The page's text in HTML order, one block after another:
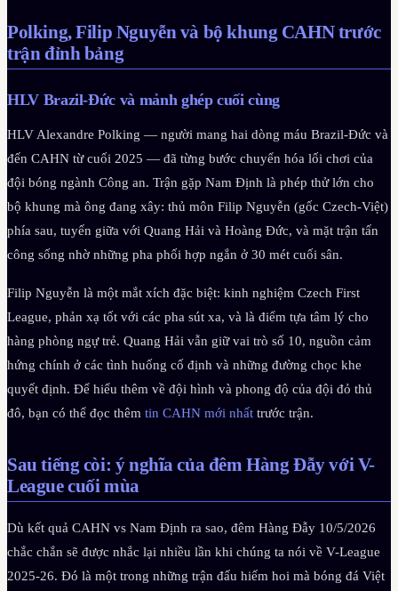
Polking, Filip Nguyễn và bộ khung CAHN trước
trận đỉnh bảng
HLV Brazil-Đức và mảnh ghép cuối cùng
HLV Alexandre Polking — người mang hai dòng máu Brazil-Đức và
đến CAHN từ cuối 2025 — đã từng bước chuyển hóa lối chơi của
đội bóng ngành Công an. Trận gặp Nam Định là phép thử lớn cho
bộ khung mà ông đang xây: thủ môn Filip Nguyễn (gốc Czech-Việt)
phía sau, tuyến giữa với Quang Hải và Hoàng Đức, và mặt trận tấn
công sống nhờ những pha phối hợp ngắn ở 30 mét cuối sân.
Filip Nguyễn là một mắt xích đặc biệt: kinh nghiệm Czech First
League, phản xạ tốt với các pha sút xa, và là điểm tựa tâm lý cho
hàng phòng ngự trẻ. Quang Hải vẫn giữ vai trò số 10, nguồn cảm
hứng chính ở các tình huống cố định và những đường chọc khe
quyết định. Để hiểu thêm về đội hình và phong độ của đội đỏ thủ
đô, bạn có thể đọc thêm tin CAHN mới nhất trước trận.
Sau tiếng còi: ý nghĩa của đêm Hàng Đẫy với V-
League cuối mùa
Dù kết quả CAHN vs Nam Định ra sao, đêm Hàng Đẫy 10/5/2026
chắc chắn sẽ được nhắc lại nhiều lần khi chúng ta nói về V-League
2025-26. Đó là một trong những trận đấu hiếm hoi mà bóng đá Việt